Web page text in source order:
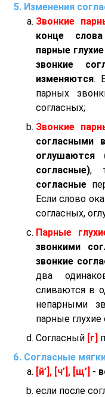
Изменения
Звонкие
конце
парные
звонкие
изменяются.
парных
согласных;
Звонкие
согласными
оглушаются
согласные),
согласные
Если слово
согласных,
Парные
звонкими
звонкие
два
сливаются в
непарными
парные
Согласный [г]
Согласные
[й’], [ч’], [щ’] -
если после